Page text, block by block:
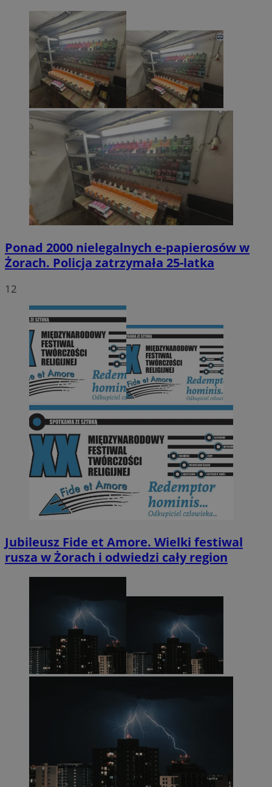
Ponad 2000 nielegalnych e-papierosów w
Żorach. Policja zatrzymała 25-latka
12
Jubileusz Fide et Amore. Wielki festiwal
rusza w Żorach i odwiedzi cały region